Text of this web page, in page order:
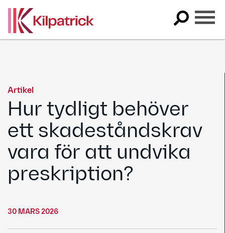
content
Artikel
Hur tydligt behöver
ett skadeståndskrav
vara för att undvika
preskription?
30 MARS 2026